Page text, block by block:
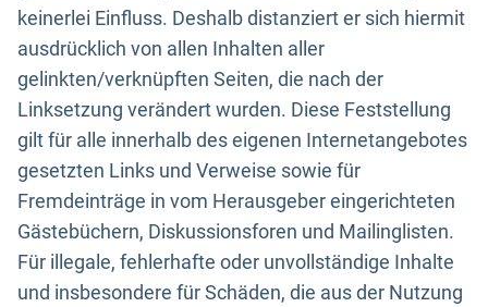
keinerlei Einfluss. Deshalb distanziert er sich hiermit
ausdrücklich von allen Inhalten aller
gelinkten/verknüpften Seiten, die nach der
Linksetzung verändert wurden. Diese Feststellung
gilt für alle innerhalb des eigenen Internetangebotes
gesetzten Links und Verweise sowie für
Fremdeinträge in vom Herausgeber eingerichteten
Gästebüchern, Diskussionsforen und Mailinglisten.
Für illegale, fehlerhafte oder unvollständige Inhalte
und insbesondere für Schäden, die aus der Nutzung